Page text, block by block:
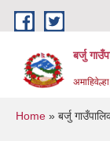
Skip to main content
बर्जु
स्वास्थ्य, उद्याेग,
You are
Home » बर्जु